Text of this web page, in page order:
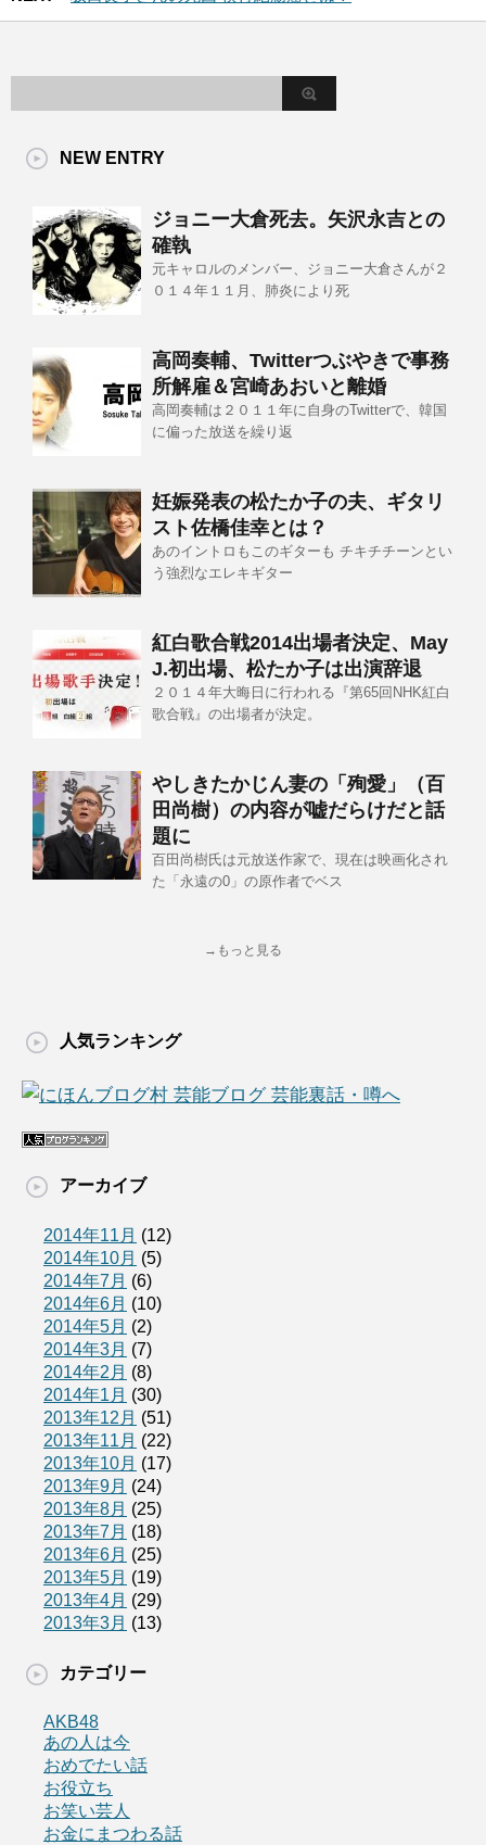
NEW ENTRY
ジョニー大倉死去。矢沢永吉との
確執
元キャロルのメンバー、ジョニー大倉さんが２
０１４年１１月、肺炎により死
高岡奏輔、Twitterつぶやきで事務
所解雇＆宮崎あおいと離婚
高岡奏輔は２０１１年に自身のTwitterで、韓国
に偏った放送を繰り返
妊娠発表の松たか子の夫、ギタリ
スト佐橋佳幸とは？
あのイントロもこのギターも チキチチーンとい
う強烈なエレキギター
紅白歌合戦2014出場者決定、May
J.初出場、松たか子は出演辞退
２０１４年大晦日に行われる『第65回NHK紅白
歌合戦』の出場者が決定。
やしきたかじん妻の「殉愛」（百
田尚樹）の内容が嘘だらけだと話
題に
百田尚樹氏は元放送作家で、現在は映画化され
た「永遠の0」の原作者でベス
→もっと見る
人気ランキング
アーカイブ
2014年11月 (12)
2014年10月 (5)
2014年7月 (6)
2014年6月 (10)
2014年5月 (2)
2014年3月 (7)
2014年2月 (8)
2014年1月 (30)
2013年12月 (51)
2013年11月 (22)
2013年10月 (17)
2013年9月 (24)
2013年8月 (25)
2013年7月 (18)
2013年6月 (25)
2013年5月 (19)
2013年4月 (29)
2013年3月 (13)
カテゴリー
AKB48
あの人は今
おめでたい話
お役立ち
お笑い芸人
お金にまつわる話